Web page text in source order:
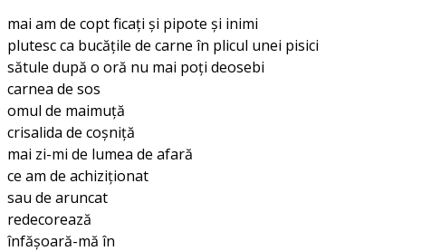
mai am de copt ficați și pipote și inimi
plutesc ca bucățile de carne în plicul unei pisici
sătule după o oră nu mai poți deosebi
carnea de sos
omul de maimuță
crisalida de coșniță
mai zi-mi de lumea de afară
ce am de achiziționat
sau de aruncat
redecorează
înfășoară-mă în